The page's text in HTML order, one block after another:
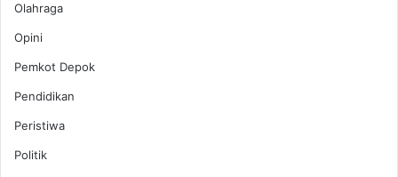
Olahraga
Opini
Pemkot Depok
Pendidikan
Peristiwa
Politik